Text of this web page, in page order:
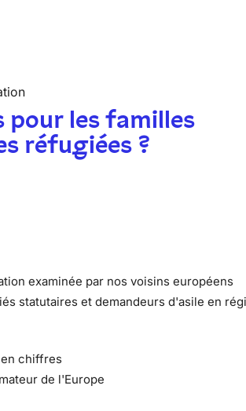
pour les familles
réfugiées ?
examinée par nos voisins européens
statutaires et demandeurs d'asile en
chiffres
de l'Europe